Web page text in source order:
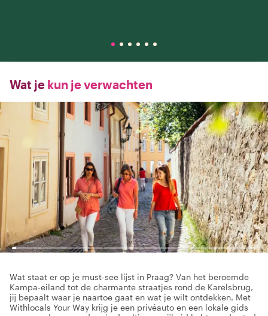
Wat je kun je verwachten
Wat staat er op je must-see lijst in Praag? Van het beroemde
Kampa-eiland tot de charmante straatjes rond de Karelsbrug,
jij bepaalt waar je naartoe gaat en wat je wilt ontdekken. Met
Withlocals Your Way krijg je een privéauto en een lokale gids